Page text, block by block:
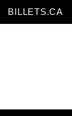
BILLETS.CA